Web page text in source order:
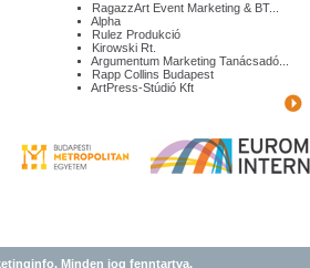
RagazzArt Event Marketing & BT...
Alpha
Rulez Produkció
Kirowski Rt.
Argumentum Marketing Tanácsadó...
Rapp Collins Budapest
ArtPress-Stúdió Kft
Minden jog fenntartva.